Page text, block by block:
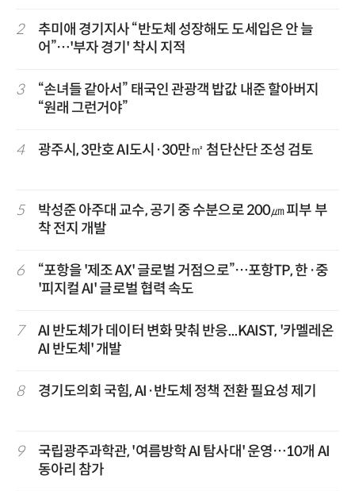
2
추미애 경기지사 “반도체 성장해도 도세입은 안 늘
어”…'부자 경기' 착시 지적
3
“손녀들 같아서” 태국인 관광객 밥값 내준 할아버지
“원래 그런거야”
4 광주시, 3만호 AI도시·30만㎡ 첨단산단 조성 검토
5
박성준 아주대 교수, 공기 중 수분으로 200㎛ 피부 부
착 전지 개발
6
“포항을 '제조 AX' 글로벌 거점으로”…포항TP, 한·중
'피지컬 AI' 글로벌 협력 속도
7
AI 반도체가 데이터 변화 맞춰 반응...KAIST, '카멜레온
AI 반도체' 개발
8 경기도의회 국힘, AI·반도체 정책 전환 필요성 제기
9
국립광주과학관, '여름방학 AI 탐사대' 운영…10개 AI
동아리 참가